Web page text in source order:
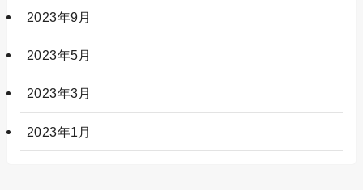
2023年9月
2023年5月
2023年3月
2023年1月